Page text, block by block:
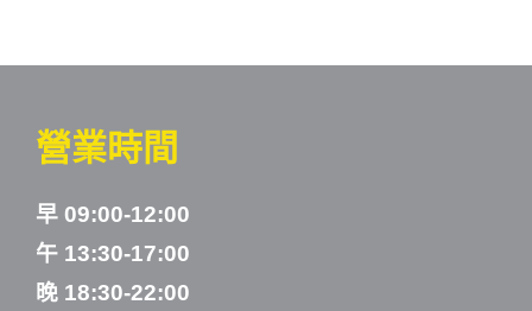
營業時間
早 09:00-12:00
午 13:30-17:00
晚 18:30-22:00